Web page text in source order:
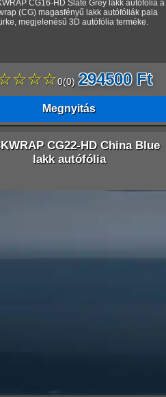
CG16-HD Slate Grey lakk autófólia a
(CG) magasfényű lakk autófóliák pala
megjelenésű 3D autófólia terméke.
0(0) 294500 Ft
Megnyitás
CG22-HD China Blue
lakk autófólia